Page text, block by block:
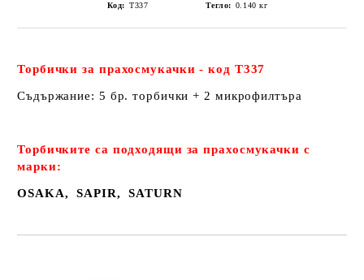
Код: Т337 Тегло: 0.140 кг
Торбички за прахосмукачки - код Т337
Съдържание: 5 бр. торбички + 2 микрофилтъра
Торбичките са подходящи за прахосмукачки с
марки:
OSAKA, SAPIR, SATURN